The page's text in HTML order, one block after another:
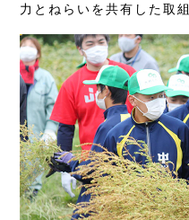
力とねらいを共有した取組